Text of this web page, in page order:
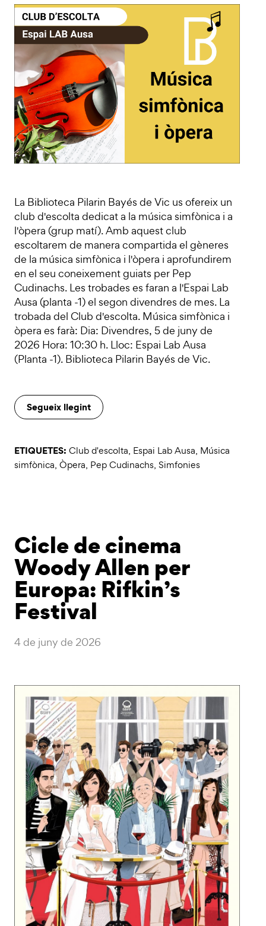
La Biblioteca Pilarin Bayés de Vic us ofereix un
club d'escolta dedicat a la música simfònica i a
l'òpera (grup matí). Amb aquest club
escoltarem de manera compartida el gèneres
de la música simfònica i l'òpera i aprofundirem
en el seu coneixement guiats per Pep
Cudinachs. Les trobades es faran a l'Espai Lab
Ausa (planta -1) el segon divendres de mes. La
trobada del Club d'escolta. Música simfònica i
òpera es farà: Dia: Divendres, 5 de juny de
2026 Hora: 10:30 h. Lloc: Espai Lab Ausa
(Planta -1). Biblioteca Pilarin Bayés de Vic.
Segueix llegint
ETIQUETES: Club d'escolta, Espai Lab Ausa, Música
simfònica, Òpera, Pep Cudinachs, Simfonies
Cicle de cinema
Woody Allen per
Europa: Rifkin’s
Festival
4 de juny de 2026